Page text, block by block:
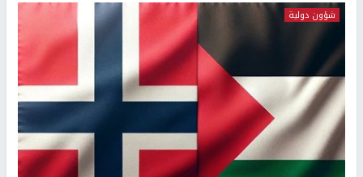
شؤون دولية